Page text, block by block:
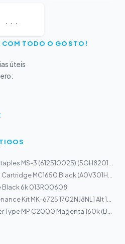
...
TODO O GOSTO!
úteis
Utax/Kyocera Staples MS-3 (612510025) (5GH82010)
Konica-Minolta Cartridge MC1650 Black (A0V301H) 2,5k
Black 6k 013R00608
Kyocera Maintenance Kit MK-6725 1702NJ8NL1 Alt 1702NJ8N...
Ricoh Developer Type MP C2000 Magenta 160k (B2309670)